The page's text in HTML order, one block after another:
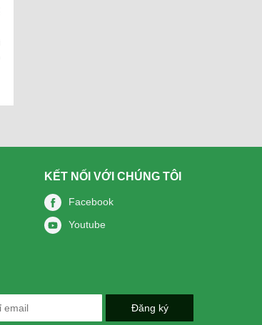
KẾT NỐI VỚI CHÚNG TÔI
Facebook
Youtube